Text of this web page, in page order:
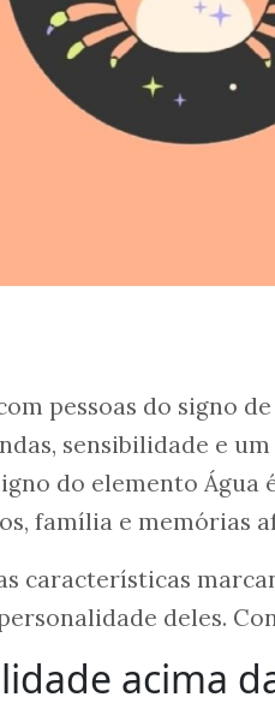
pessoas do signo
sensibilidade e
do elemento
família e memórias
características
deles.
acima